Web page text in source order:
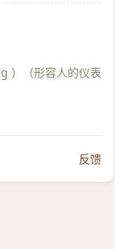
）（形容人的仪表
反馈